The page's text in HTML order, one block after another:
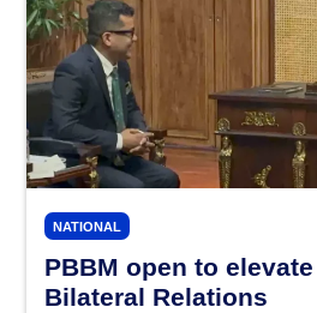
NATIONAL
PBBM open to
Bilateral Relations